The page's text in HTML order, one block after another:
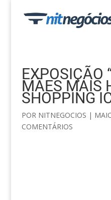
EXPOSIÇÃO
MÃES MAIS
SHOPPING
POR NITNEGOCIOS |
COMENTÁRIOS